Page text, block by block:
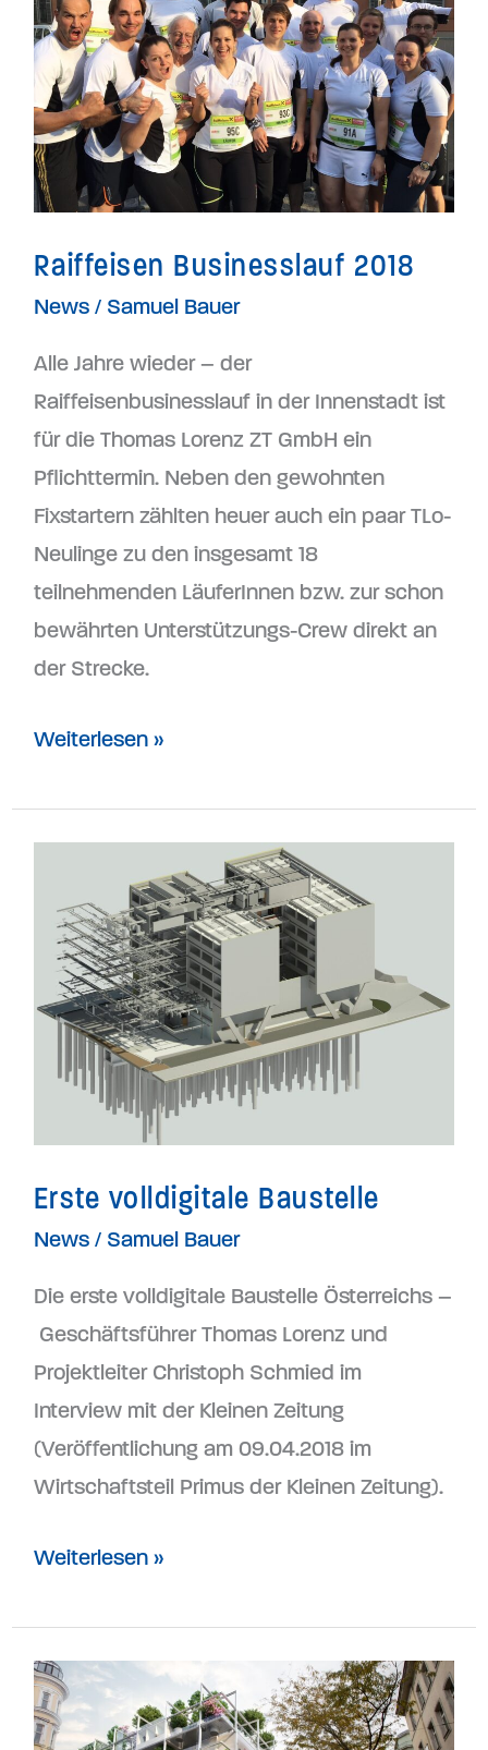
Raiffeisen Businesslauf 2018
News/ Samuel Bauer
Alle Jahre wieder – der
Raiffeisenbusinesslauf in der Innenstadt ist
für die Thomas Lorenz ZT GmbH ein
Pflichttermin. Neben den gewohnten
Fixstartern zählten heuer auch ein paar TLo-
Neulinge zu den insgesamt 18
teilnehmenden LäuferInnen bzw. zur schon
bewährten Unterstützungs-Crew direkt an
der Strecke.
Weiterlesen »
Erste volldigitale Baustelle
News/ Samuel Bauer
Die erste volldigitale Baustelle Österreichs –
Geschäftsführer Thomas Lorenz und
Projektleiter Christoph Schmied im
Interview mit der Kleinen Zeitung
(Veröffentlichung am 09.04.2018 im
Wirtschaftsteil Primus der Kleinen Zeitung).
volldigitale
Baustelle
Weiterlesen »
Auftrag
IKEA